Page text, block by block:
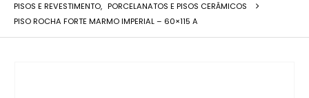
PISOS E REVESTIMENTO, PORCELANATOS E PISOS CERÂMICOS
PISO ROCHA FORTE MARMO IMPERIAL – 60×115 A